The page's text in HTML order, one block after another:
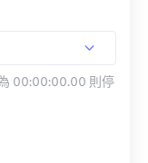
00:00:00.00 則停